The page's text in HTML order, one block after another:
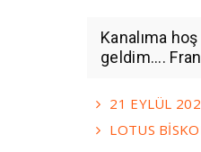
Kanalıma
geldim....
21 EYLÜL
LOTUS